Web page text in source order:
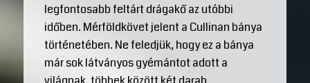
legfontosabb feltárt drágakő az utóbbi
időben. Mérföldkövet jelent a Cullinan bánya
történetében. Ne feledjük, hogy ez a bánya
már sok látványos gyémántot adott a